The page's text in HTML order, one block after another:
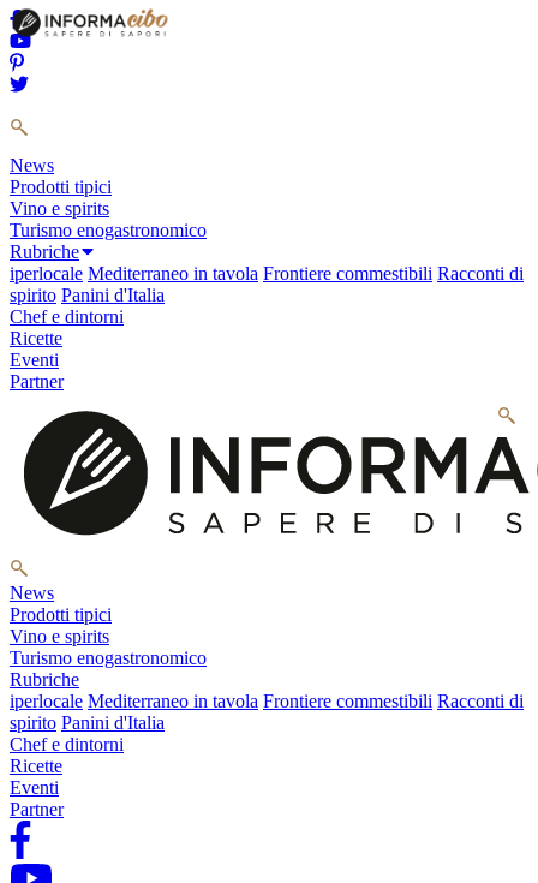
News
Prodotti tipici
Vino e spirits
Turismo enogastronomico
Rubriche
iperlocale Mediterraneo in tavola Frontiere commestibili Racconti di
spirito Panini d'Italia
Chef e dintorni
Ricette
Eventi
Partner
News
Prodotti tipici
Vino e spirits
Turismo enogastronomico
Rubriche
iperlocale Mediterraneo in tavola Frontiere commestibili Racconti di
spirito Panini d'Italia
Chef e dintorni
Ricette
Eventi
Partner